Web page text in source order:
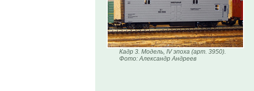
Кадр 3. Модель, IV эпоха (арт. 3950).
Фото: Александр Андреев